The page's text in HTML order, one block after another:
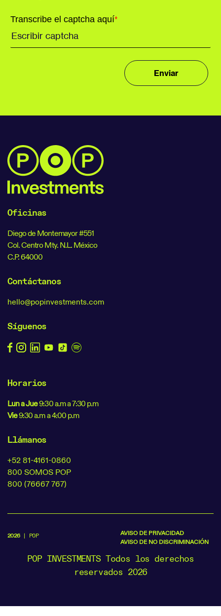
Transcribe el captcha aquí*
Oficinas
Diego de Montemayor #551
Col. Centro Mty. N.L. México
C.P. 64000
Contáctanos
hello@popinvestments.com
Síguenos
Horarios
Lun a Jue9:30 a.m a 7:30 p.m
Vie9:30 a.m a 4:00 p.m
Llámanos
+52 81-4161-0860
800 SOMOS POP
800 (76667 767)
2026| POP
AVISO DE PRIVACIDAD
AVISO DE NO DISCRIMINACIÓN
POP INVESTMENTS Todos los derechos
reservados 2026